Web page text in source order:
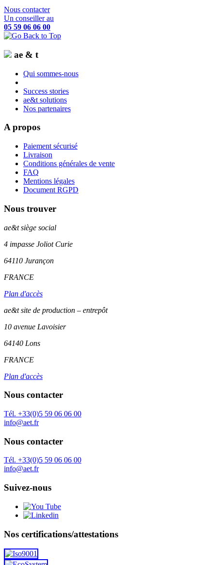
Nous contacter
Un conseiller au
05 59 06 06 00
ae & t
Qui sommes-nous
Success stories
ae&t solutions
Nos partenaires
A propos
Paiement sécurisé
Livraison
Conditions générales de vente
FAQ
Mentions légales
Document RGPD
Nous trouver
ae&tsiège social
4 impasse Joliot Curie
64110 Jurançon
FRANCE
Plan d'accès
ae&t site de production – entrepôt
10 avenue Lavoisier
64140 Lons
FRANCE
Plan d'accès
Nous contacter
Tél. +33(0)5 59 06 06 00
info@aet.fr
Nous contacter
Tél. +33(0)5 59 06 06 00
info@aet.fr
Suivez-nous
Nos certifications/attestations